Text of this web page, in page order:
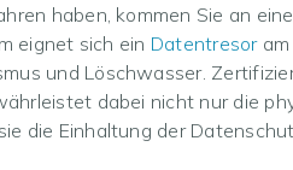
haben, kommen Sie an
eignet sich ein Datentresoram
und Löschwasser.
dabei nicht nur die
die Einhaltung der